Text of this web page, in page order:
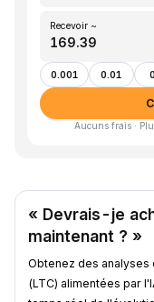
Recevoir ~
0.001 0.01
Aucuns frais ·
« Devrais-je
maintenant ? »
Obtenez des analyses
(LTC) alimentées par